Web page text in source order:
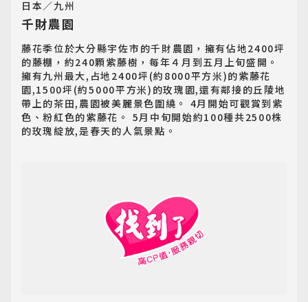
歐洲旅遊
Europe
郵輪旅遊
Cruiseship
迷你團(包車)
MiniTour
Customized Tour
日本／九州
千財農園
藤花季位於大分縣宇佐市的千財農園，擁有佔地2400坪
的藤棚，約240顆紫藤樹，每年４月到五月上旬盛開。
擁有九州最大,占地2400坪(約8000平方米)的紫藤花
園,1500坪(約5000平方米)的玫瑰園,還有鄰接的丘陵地
帶上的茶田,農園被美麗景色圍繞。 4月開始可觀賞到紫
色、粉紅色的紫藤花。 5月中旬開始約100種共2500株
的玫瑰綻放,是春天的人氣景點。